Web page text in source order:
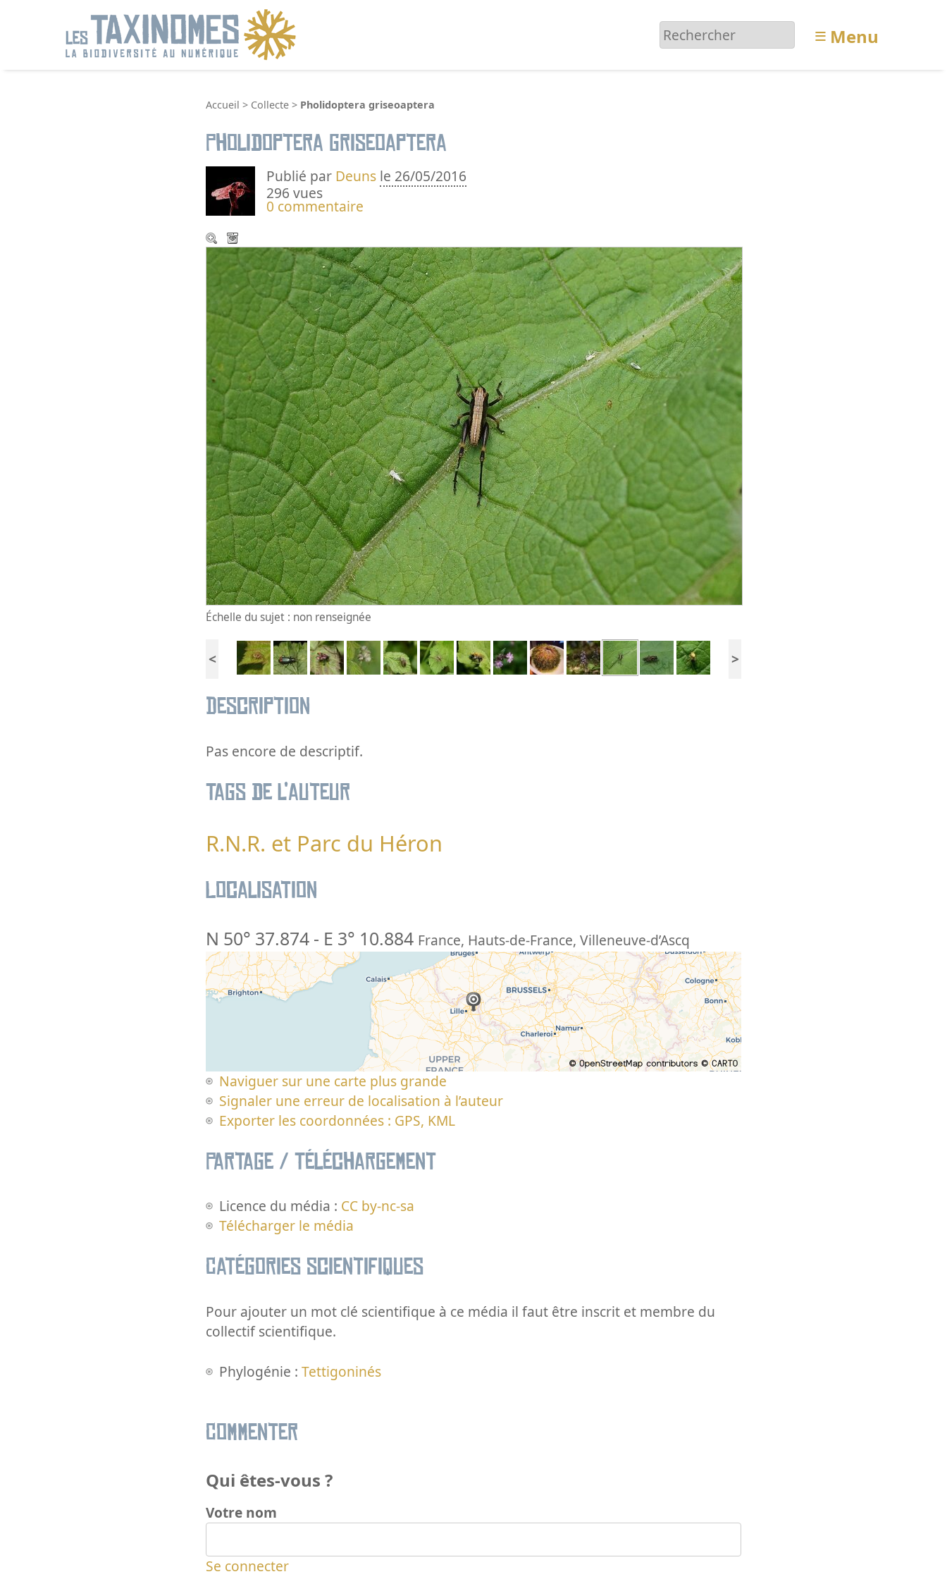
≡ Menu
Accueil > Collecte > Pholidoptera griseoaptera
Pholidoptera griseoaptera
Publié par Deuns le 26/05/2016
296 vues
0 commentaire
Échelle du sujet : non renseignée
< >
Description
Pas encore de descriptif.
Tags de l’auteur
R.N.R. et Parc du Héron
Localisation
N 50° 37.874 - E 3° 10.884 France, Hauts-de-France, Villeneuve-d’Ascq
Naviguer sur une carte plus grande
Signaler une erreur de localisation à l’auteur
Exporter les coordonnées : GPS, KML
Partage / Téléchargement
Licence du média : CC by-nc-sa
Télécharger le média
Catégories scientifiques
Pour ajouter un mot clé scientifique à ce média il faut être inscrit et membre du
collectif scientifique.
Phylogénie :Tettigoninés
Commenter
Qui êtes-vous ?
Votre nom
Se connecter